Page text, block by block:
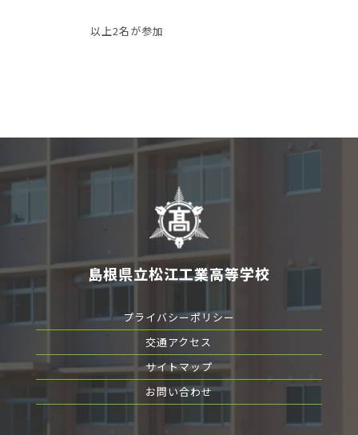
以上2名が参加
島根県立松江工業高等学校
プライバシーポリシー
交通アクセス
サイトマップ
お問い合わせ